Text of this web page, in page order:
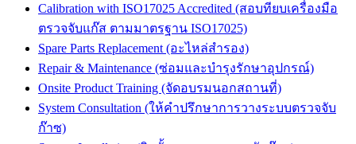
Calibration with ISO17025 Accredited (สอบทียบเครื่องมือ
ตรวจจับแก๊ส ตามมาตรฐาน ISO17025)
Spare Parts Replacement (อะไหล่สำรอง)
Repair & Maintenance (ซ่อมและบำรุงรักษาอุปกรณ์)
Onsite Product Training (จัดอบรมนอกสถานที่)
System Consultation (ให้คำปรึกษาการวางระบบตรวจจับ
ก๊าซ)